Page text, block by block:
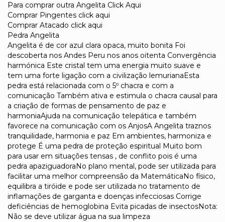
Para comprar outra Angelita Click Aqui
Comprar Pingentes click aqui
Comprar Atacado click aqui
Pedra Angelita
Angelita é de cor azul clara opaca, muito bonita Foi
descoberta nos Andes Peru nos anos oitenta Convergência
harmónica Este cristal tem uma energia muito suave e
tem uma forte ligação com a civilização lemurianaEsta
pedra está relacionada com o 5º chacra e com a
comunicação Também ativa e estimula o chacra causal para
a criação de formas de pensamento de paz e
harmoniaAjuda na comunicação telepática e também
favorece na comunicação com os AnjosA Angelita traznos
tranquilidade, harmonia e paz Em ambientes, harmoniza e
protege É uma pedra de proteção espiritual Muito bom
para usar em situações tensas , de conflito pois é uma
pedra apaziguadoraNo plano mental, pode ser utilizada para
facilitar uma melhor compreensão da MatemáticaNo físico,
equilibra a tiróide e pode ser utilizada no tratamento de
inflamações de garganta e doenças infecciosas Corrige
deficiências de hemoglobina Evita picadas de insectosNota:
Não se deve utilizar água na sua limpeza